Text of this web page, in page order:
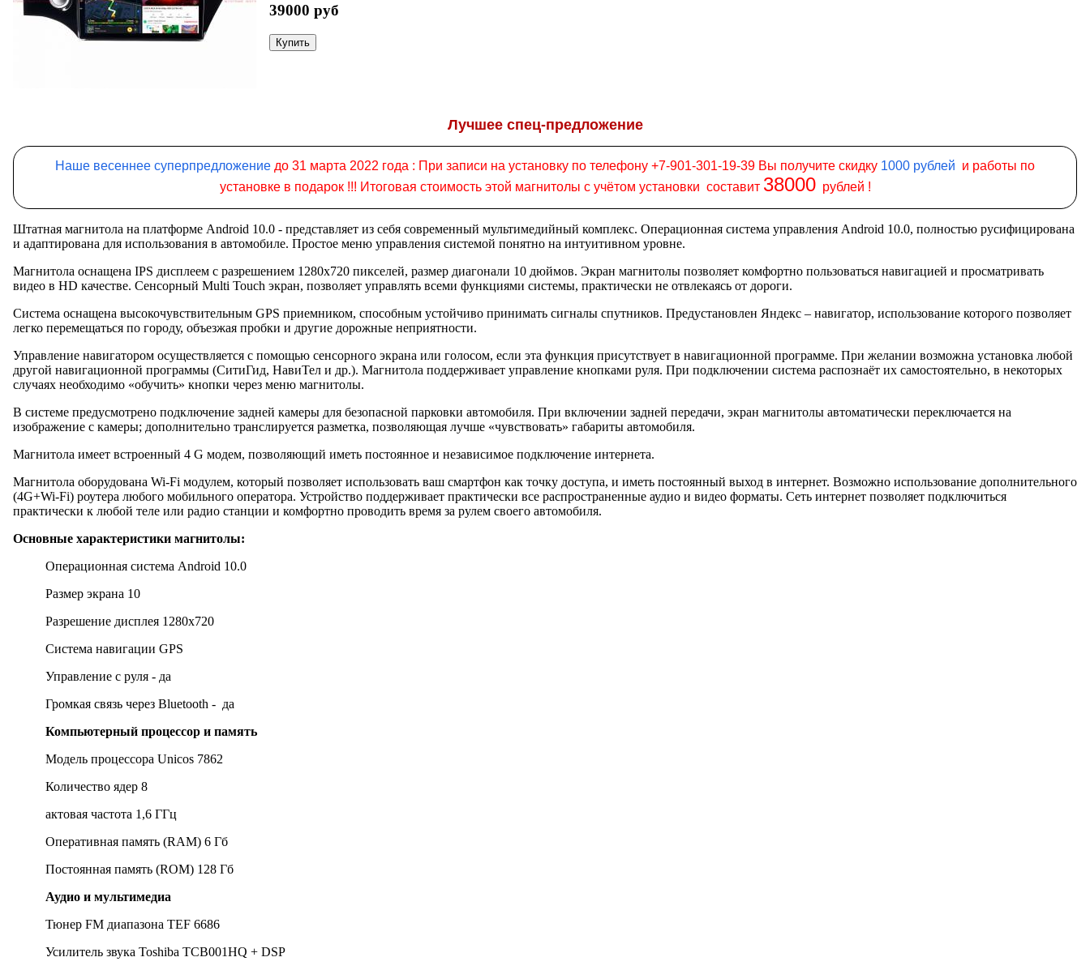
39000 руб
Лучшее спец-предложение
Наше весеннее суперпредложение до 31 марта 2022 года : При записи на установку по телефону +7-901-301-19-39 Вы получите скидку 1000 рублей и работы по
установке в подарок !!! Итоговая стоимость этой магнитолы с учётом установки составит 38000 рублей !
Штатная магнитола на платформе Android 10.0 - представляет из себя современный мультимедийный комплекс. Операционная система управления Android 10.0, полностью русифицирована
и адаптирована для использования в автомобиле. Простое меню управления системой понятно на интуитивном уровне.
Магнитола оснащена IPS дисплеем с разрешением 1280x720 пикселей, размер диагонали 10 дюймов. Экран магнитолы позволяет комфортно пользоваться навигацией и просматривать
видео в HD качестве. Сенсорный Multi Touch экран, позволяет управлять всеми функциями системы, практически не отвлекаясь от дороги.
Система оснащена высокочувствительным GPS приемником, способным устойчиво принимать сигналы спутников. Предустановлен Яндекс – навигатор, использование которого позволяет
легко перемещаться по городу, объезжая пробки и другие дорожные неприятности.
Управление навигатором осуществляется с помощью сенсорного экрана или голосом, если эта функция присутствует в навигационной программе. При желании возможна установка любой
другой навигационной программы (СитиГид, НавиТел и др.). Магнитола поддерживает управление кнопками руля. При подключении система распознаёт их самостоятельно, в некоторых
случаях необходимо «обучить» кнопки через меню магнитолы.
В системе предусмотрено подключение задней камеры для безопасной парковки автомобиля. При включении задней передачи, экран магнитолы автоматически переключается на
изображение с камеры; дополнительно транслируется разметка, позволяющая лучше «чувствовать» габариты автомобиля.
Магнитола имеет встроенный 4 G модем, позволяющий иметь постоянное и независимое подключение интернета.
Магнитола оборудована Wi-Fi модулем, который позволяет использовать ваш смартфон как точку доступа, и иметь постоянный выход в интернет. Возможно использование дополнительного
(4G+Wi-Fi) роутера любого мобильного оператора. Устройство поддерживает практически все распространенные аудио и видео форматы. Сеть интернет позволяет подключиться
практически к любой теле или радио станции и комфортно проводить время за рулем своего автомобиля.
Основные характеристики магнитолы:
Операционная система Android 10.0
Размер экрана 10
Разрешение дисплея 1280x720
Система навигации GPS
Управление с руля - да
Громкая связь через Bluetooth - да
Компьютерный процессор и память
Модель процессора Unicos 7862
Количество ядер 8
актовая частота 1,6 ГГц
Оперативная память (RAM) 6 Гб
Постоянная память (ROM) 128 Гб
Аудио и мультимедиа
Тюнер FM диапазона TEF 6686
Усилитель звука Toshiba TCB001HQ + DSP